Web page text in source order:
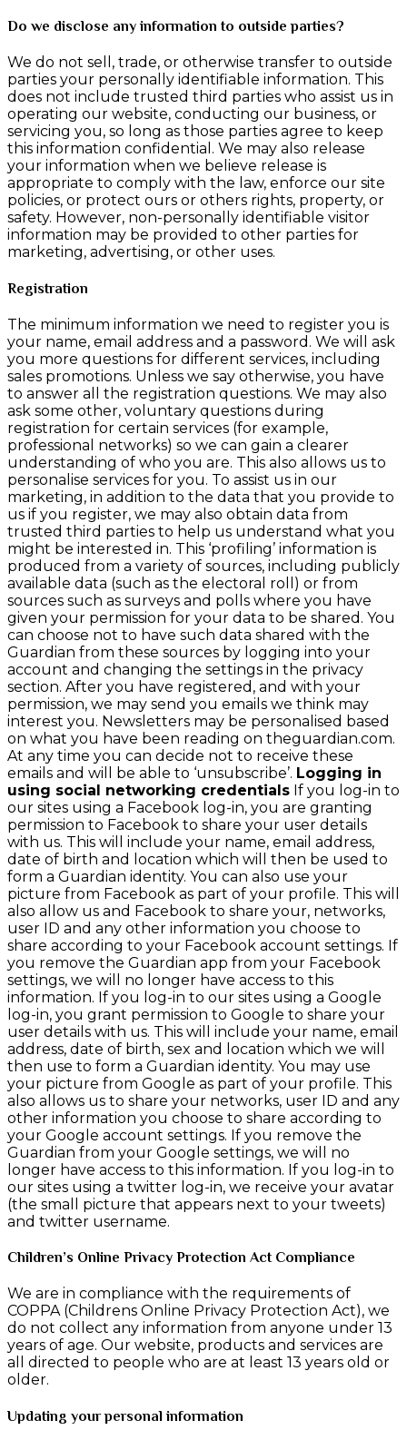
Do we disclose any information to outside parties?
We do not sell, trade, or otherwise transfer to outside
parties your personally identifiable information. This
does not include trusted third parties who assist us in
operating our website, conducting our business, or
servicing you, so long as those parties agree to keep
this information confidential. We may also release
your information when we believe release is
appropriate to comply with the law, enforce our site
policies, or protect ours or others rights, property, or
safety. However, non-personally identifiable visitor
information may be provided to other parties for
marketing, advertising, or other uses.
Registration
The minimum information we need to register you is
your name, email address and a password. We will ask
you more questions for different services, including
sales promotions. Unless we say otherwise, you have
to answer all the registration questions. We may also
ask some other, voluntary questions during
registration for certain services (for example,
professional networks) so we can gain a clearer
understanding of who you are. This also allows us to
personalise services for you. To assist us in our
marketing, in addition to the data that you provide to
us if you register, we may also obtain data from
trusted third parties to help us understand what you
might be interested in. This ‘profiling’ information is
produced from a variety of sources, including publicly
available data (such as the electoral roll) or from
sources such as surveys and polls where you have
given your permission for your data to be shared. You
can choose not to have such data shared with the
Guardian from these sources by logging into your
account and changing the settings in the privacy
section. After you have registered, and with your
permission, we may send you emails we think may
interest you. Newsletters may be personalised based
on what you have been reading on theguardian.com.
At any time you can decide not to receive these
emails and will be able to ‘unsubscribe’. Logging in
using social networking credentials If you log-in to
our sites using a Facebook log-in, you are granting
permission to Facebook to share your user details
with us. This will include your name, email address,
date of birth and location which will then be used to
form a Guardian identity. You can also use your
picture from Facebook as part of your profile. This will
also allow us and Facebook to share your, networks,
user ID and any other information you choose to
share according to your Facebook account settings. If
you remove the Guardian app from your Facebook
settings, we will no longer have access to this
information. If you log-in to our sites using a Google
log-in, you grant permission to Google to share your
user details with us. This will include your name, email
address, date of birth, sex and location which we will
then use to form a Guardian identity. You may use
your picture from Google as part of your profile. This
also allows us to share your networks, user ID and any
other information you choose to share according to
your Google account settings. If you remove the
Guardian from your Google settings, we will no
longer have access to this information. If you log-in to
our sites using a twitter log-in, we receive your avatar
(the small picture that appears next to your tweets)
and twitter username.
Children’s Online Privacy Protection Act Compliance
We are in compliance with the requirements of
COPPA (Childrens Online Privacy Protection Act), we
do not collect any information from anyone under 13
years of age. Our website, products and services are
all directed to people who are at least 13 years old or
older.
Updating your personal information